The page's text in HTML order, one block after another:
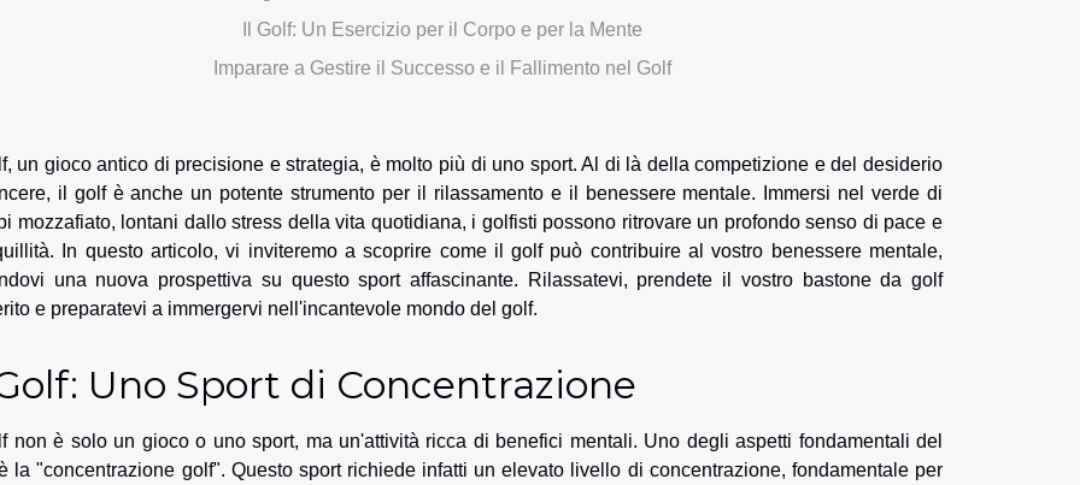
Il Golf: Un Esercizio per il Corpo e per la Mente
Imparare a Gestire il Successo e il Fallimento nel Golf
un gioco antico di precisione e strategia, è molto più di uno sport. Al di là della competizione e del desiderio
il golf è anche un potente strumento per il rilassamento e il benessere mentale. Immersi nel verde di
mozzafiato, lontani dallo stress della vita quotidiana, i golfisti possono ritrovare un profondo senso di pace e
In questo articolo, vi inviteremo a scoprire come il golf può contribuire al vostro benessere mentale,
una nuova prospettiva su questo sport affascinante. Rilassatevi, prendete il vostro bastone da golf
e preparatevi a immergervi nell'incantevole mondo del golf.
Uno Sport di Concentrazione
non è solo un gioco o uno sport, ma un'attività ricca di benefici mentali. Uno degli aspetti fondamentali del
la "concentrazione golf". Questo sport richiede infatti un elevato livello di concentrazione, fondamentale per